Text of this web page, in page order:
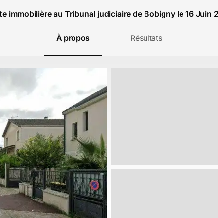
immobilière au Tribunal judiciaire de Bobigny le 16 Juin
À propos Résultats